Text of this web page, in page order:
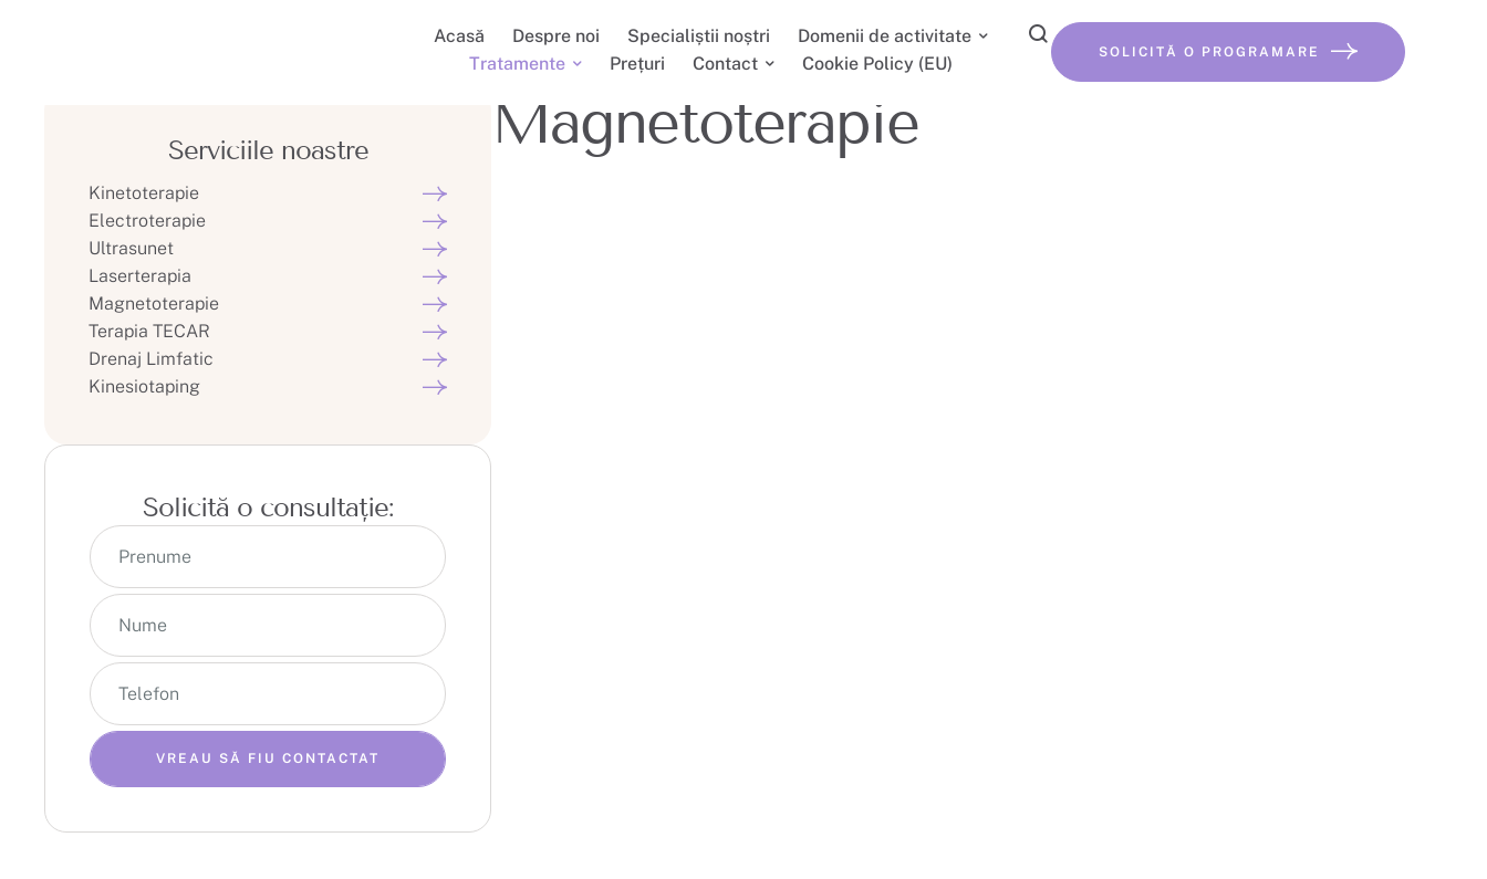
Acasă Despre noi Specialiștii noștri
Domenii de activitate
Tratamente
Prețuri Contact Cookie Policy (EU)
SOLICITĂ O PROGRAMARE
Serviciile noastre
Kinetoterapie
Electroterapie
Ultrasunet
Laserterapia
Magnetoterapie
Terapia TECAR
Drenaj Limfatic
Kinesiotaping
Solicită o consultație:
VREAU SĂ FIU CONTACTAT
Magnetoterapie